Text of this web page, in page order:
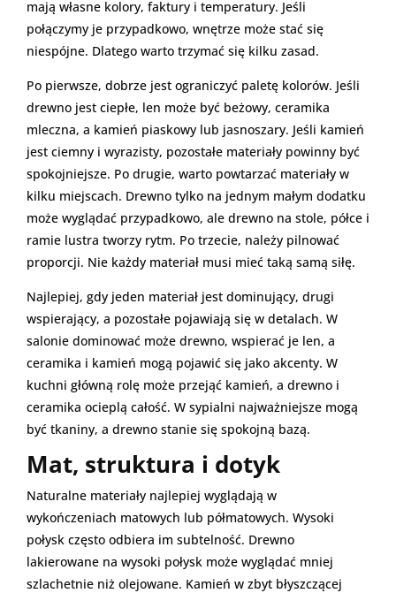
mają własne kolory, faktury i temperatury. Jeśli
połączymy je przypadkowo, wnętrze może stać się
niespójne. Dlatego warto trzymać się kilku zasad.
Po pierwsze, dobrze jest ograniczyć paletę kolorów. Jeśli
drewno jest ciepłe, len może być beżowy, ceramika
mleczna, a kamień piaskowy lub jasnoszary. Jeśli kamień
jest ciemny i wyrazisty, pozostałe materiały powinny być
spokojniejsze. Po drugie, warto powtarzać materiały w
kilku miejscach. Drewno tylko na jednym małym dodatku
może wyglądać przypadkowo, ale drewno na stole, półce i
ramie lustra tworzy rytm. Po trzecie, należy pilnować
proporcji. Nie każdy materiał musi mieć taką samą siłę.
Najlepiej, gdy jeden materiał jest dominujący, drugi
wspierający, a pozostałe pojawiają się w detalach. W
salonie dominować może drewno, wspierać je len, a
ceramika i kamień mogą pojawić się jako akcenty. W
kuchni główną rolę może przejąć kamień, a drewno i
ceramika ocieplą całość. W sypialni najważniejsze mogą
być tkaniny, a drewno stanie się spokojną bazą.
Mat, struktura i dotyk
Naturalne materiały najlepiej wyglądają w
wykończeniach matowych lub półmatowych. Wysoki
połysk często odbiera im subtelność. Drewno
lakierowane na wysoki połysk może wyglądać mniej
szlachetnie niż olejowane. Kamień w zbyt błyszczącej